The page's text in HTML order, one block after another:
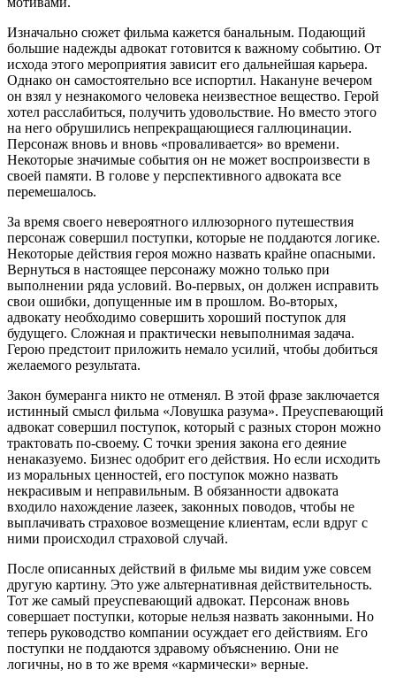
Изначально сюжет фильма кажется банальным. Подающий
большие надежды адвокат готовится к важному событию. От
исхода этого мероприятия зависит его дальнейшая карьера.
Однако он самостоятельно все испортил. Накануне вечером
он взял у незнакомого человека неизвестное вещество. Герой
хотел расслабиться, получить удовольствие. Но вместо этого
на него обрушились непрекращающиеся галлюцинации.
Персонаж вновь и вновь «проваливается» во времени.
Некоторые значимые события он не может воспроизвести в
своей памяти. В голове у перспективного адвоката все
перемешалось.
За время своего невероятного иллюзорного путешествия
персонаж совершил поступки, которые не поддаются логике.
Некоторые действия героя можно назвать крайне опасными.
Вернуться в настоящее персонажу можно только при
выполнении ряда условий. Во-первых, он должен исправить
свои ошибки, допущенные им в прошлом. Во-вторых,
адвокату необходимо совершить хороший поступок для
будущего. Сложная и практически невыполнимая задача.
Герою предстоит приложить немало усилий, чтобы добиться
желаемого результата.
Закон бумеранга никто не отменял. В этой фразе заключается
истинный смысл фильма «Ловушка разума». Преуспевающий
адвокат совершил поступок, который с разных сторон можно
трактовать по-своему. С точки зрения закона его деяние
ненаказуемо. Бизнес одобрит его действия. Но если исходить
из моральных ценностей, его поступок можно назвать
некрасивым и неправильным. В обязанности адвоката
входило нахождение лазеек, законных поводов, чтобы не
выплачивать страховое возмещение клиентам, если вдруг с
ними происходил страховой случай.
После описанных действий в фильме мы видим уже совсем
другую картину. Это уже альтернативная действительность.
Тот же самый преуспевающий адвокат. Персонаж вновь
совершает поступки, которые нельзя назвать законными. Но
теперь руководство компании осуждает его действиям. Его
поступки не поддаются здравому объяснению. Они не
логичны, но в то же время «кармически» верные.